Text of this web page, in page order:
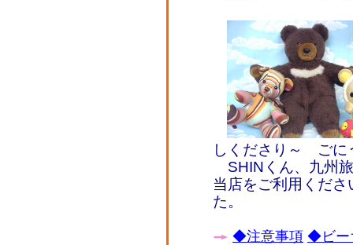
しくださり～ ごに
SHINくん、九州
当店をご利用くだ
た。
◆注意事項 ◆ビー